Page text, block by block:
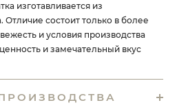
изготавливается из
состоит только в более
и условия производства
и замечательный вкус